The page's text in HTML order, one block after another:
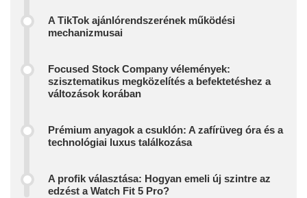
A TikTok ajánlórendszerének működési
mechanizmusai
Focused Stock Company vélemények:
szisztematikus megközelítés a befektetéshez a
változások korában
Prémium anyagok a csuklón: A zafírüveg óra és a
technológiai luxus találkozása
A profik választása: Hogyan emeli új szintre az
edzést a Watch Fit 5 Pro?